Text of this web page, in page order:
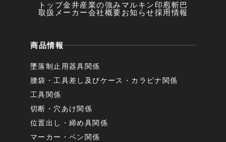
トップ金井産業の強み マルキン印 庖斬巴
取扱メーカー会社概要お知らせ採用情報
商品情報
墜落制止用器具関係
腰袋・工具差し及びケース・カラビナ関係
工具関係
切断・穴あけ関係
位置出し・締め具関係
マーカー・ペン関係